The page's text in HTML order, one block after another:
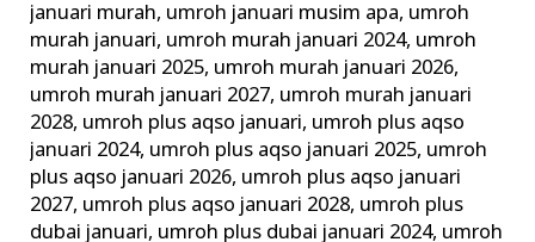
januari murah, umroh januari musim apa, umroh
murah januari, umroh murah januari 2024, umroh
murah januari 2025, umroh murah januari 2026,
umroh murah januari 2027, umroh murah januari
2028, umroh plus aqso januari, umroh plus aqso
januari 2024, umroh plus aqso januari 2025, umroh
plus aqso januari 2026, umroh plus aqso januari
2027, umroh plus aqso januari 2028, umroh plus
dubai januari, umroh plus dubai januari 2024, umroh